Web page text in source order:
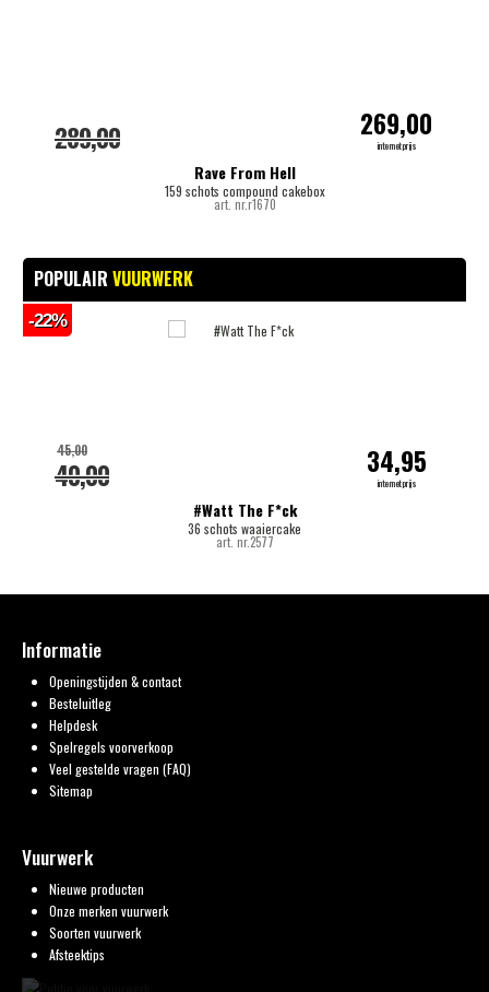
Rave From Hell
159 schots compound cakebox
art. nr.r1670
289,00 269,00
internetprijs
POPULAIR VUURWERK
#Watt The F*ck
36 schots waaiercake
art. nr.2577
40,00
45,00 34,95
internetprijs
-22%
Informatie
Openingstijden & contact
Besteluitleg
Helpdesk
Spelregels voorverkoop
Veel gestelde vragen (FAQ)
Sitemap
Vuurwerk
Nieuwe producten
Onze merken vuurwerk
Soorten vuurwerk
Afsteektips